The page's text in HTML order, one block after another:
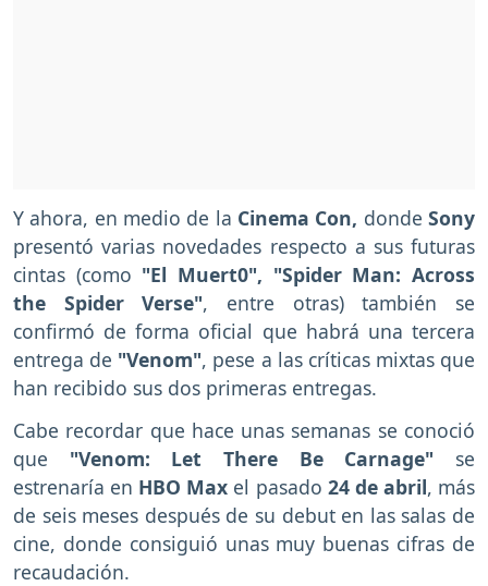
Y ahora, en medio de la Cinema Con, donde Sony
presentó varias novedades respecto a sus futuras
cintas (como "El Muert0", "Spider Man: Across
the Spider Verse", entre otras) también se
confirmó de forma oficial que habrá una tercera
entrega de "Venom", pese a las críticas mixtas que
han recibido sus dos primeras entregas.
Cabe recordar que hace unas semanas se conoció
que "Venom: Let There Be Carnage" se
estrenaría en HBO Max el pasado 24 de abril, más
de seis meses después de su debut en las salas de
cine, donde consiguió unas muy buenas cifras de
recaudación.